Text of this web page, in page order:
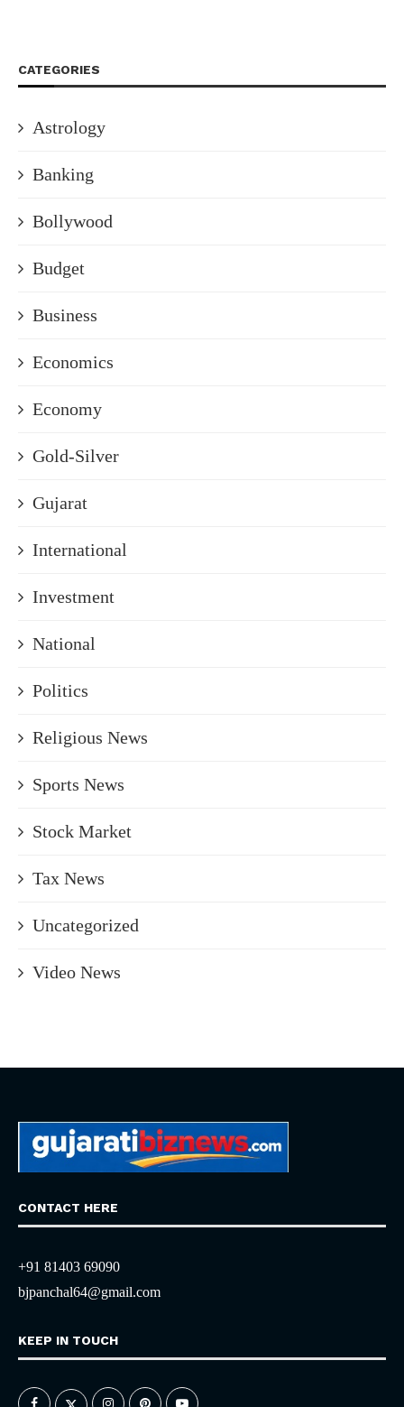
CATEGORIES
Astrology
Banking
Bollywood
Budget
Business
Economics
Economy
Gold-Silver
Gujarat
International
Investment
National
Politics
Religious News
Sports News
Stock Market
Tax News
Uncategorized
Video News
CONTACT HERE
+91 81403 69090
bjpanchal64@gmail.com
KEEP IN TOUCH